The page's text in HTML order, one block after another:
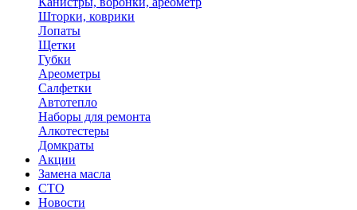
Шторки, коврики
Лопаты
Щетки
Губки
Ареометры
Салфетки
Автотепло
Наборы для ремонта
Алкотестеры
Домкраты
Акции
Замена масла
СТО
Новости